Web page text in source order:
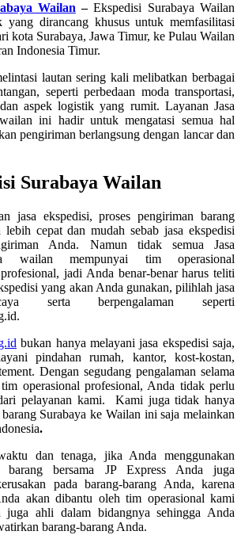
Wailan –Ekspedisi Surabaya Wailan
yang dirancang khusus untuk memfasilitasi
kota Surabaya, Jawa Timur, ke Pulau Wailan
Indonesia Timur.
lautan sering kali melibatkan berbagai
seperti perbedaan moda transportasi,
aspek logistik yang rumit. Layanan Jasa
ini hadir untuk mengatasi semua hal
pengiriman berlangsung dengan lancar dan
Surabaya Wailan
jasa ekspedisi, proses pengiriman barang
cepat dan mudah sebab jasa ekspedisi
Anda. Namun tidak semua Jasa
wailan mempunyai tim operasional
jadi Anda benar-benar harus teliti
yang akan Anda gunakan, pilihlah jasa
serta berpengalaman seperti
bukan hanya melayani jasa ekspedisi saja,
pindahan rumah, kantor, kost-kostan,
Dengan segudang pengalaman selama
operasional profesional, Anda tidak perlu
pelayanan kami. Kami juga tidak hanya
Surabaya ke Wailan ini saja melainkan
.
dan tenaga, jika Anda menggunakan
barang bersama JP Express Anda juga
pada barang-barang Anda, karena
akan dibantu oleh tim operasional kami
juga ahli dalam bidangnya sehingga Anda
barang-barang Anda.